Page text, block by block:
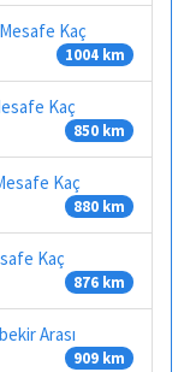
Kaç
1004 km
Kaç
850 km
Kaç
880 km
Kaç
876 km
Arası
909 km